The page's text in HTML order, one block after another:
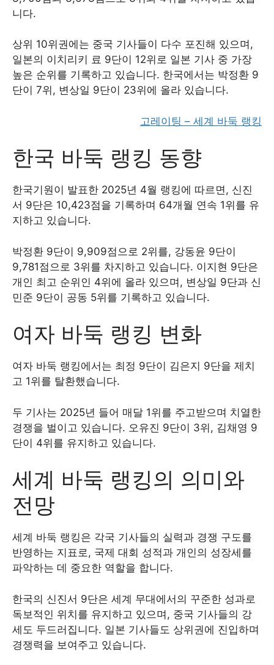
니다.
상위 10위권에는 중국 기사들이 다수 포진해 있으며,
일본의 이치리키 료 9단이 12위로 일본 기사 중 가장
높은 순위를 기록하고 있습니다. 한국에서는 박정환 9
단이 7위, 변상일 9단이 23위에 올라 있습니다.
고레이팅 – 세계 바둑 랭킹
한국 바둑 랭킹 동향
한국기원이 발표한 2025년 4월 랭킹에 따르면, 신진
서 9단은 10,423점을 기록하며 64개월 연속 1위를 유
지하고 있습니다.
박정환 9단이 9,909점으로 2위를, 강동윤 9단이
9,781점으로 3위를 차지하고 있습니다. 이지현 9단은
개인 최고 순위인 4위에 올라 있으며, 변상일 9단과 신
민준 9단이 공동 5위를 기록하고 있습니다.
여자 바둑 랭킹 변화
여자 바둑 랭킹에서는 최정 9단이 김은지 9단을 제치
고 1위를 탈환했습니다.
두 기사는 2025년 들어 매달 1위를 주고받으며 치열한
경쟁을 벌이고 있습니다. 오유진 9단이 3위, 김채영 9
단이 4위를 유지하고 있습니다.
세계 바둑 랭킹의 의미와
전망
세계 바둑 랭킹은 각국 기사들의 실력과 경쟁 구도를
반영하는 지표로, 국제 대회 성적과 개인의 성장세를
파악하는 데 중요한 역할을 합니다.
한국의 신진서 9단은 세계 무대에서의 꾸준한 성과로
독보적인 위치를 유지하고 있으며, 중국 기사들의 강
세도 두드러집니다. 일본 기사들도 상위권에 진입하며
경쟁력을 보여주고 있습니다.